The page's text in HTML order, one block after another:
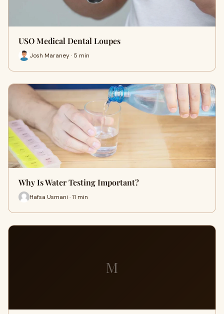
USO Medical Dental Loupes
Josh Maraney · 5 min
Why Is Water Testing Important?
Hafsa Usmani · 11 min
M